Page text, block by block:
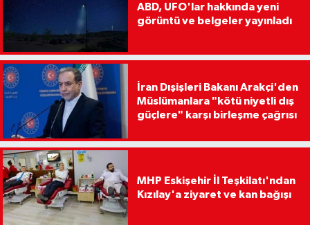
ABD, UFO'lar hakkında yeni
görüntü ve belgeler yayınladı
İran Dışişleri Bakanı Arakçi'den
Müslümanlara "kötü niyetli dış
güçlere" karşı birleşme çağrısı
MHP Eskişehir İl Teşkilatı'ndan
Kızılay'a ziyaret ve kan bağışı